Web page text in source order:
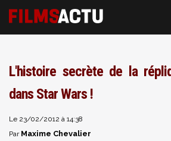
L'histoire secrète de la
dans Star Wars !
Le 23/02/2012 à 14:38
Par Maxime Chevalier